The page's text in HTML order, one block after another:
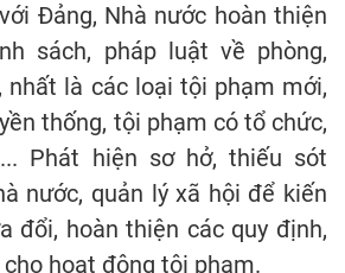
Đảng, Nhà nước hoàn thiện
sách, pháp luật về phòng,
nhất là các loại tội phạm mới,
thống, tội phạm có tổ chức,
Phát hiện sơ hở, thiếu sót
nước, quản lý xã hội để kiến
đổi, hoàn thiện các quy định,
hoạt động tội phạm.